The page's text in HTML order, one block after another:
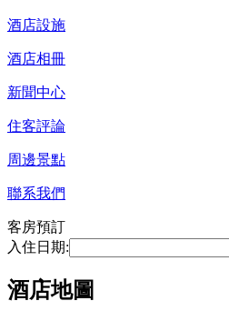
酒店設施
酒店相冊
新聞中心
住客評論
周邊景點
聯系我們
客房預訂
入住日期:
酒店地圖